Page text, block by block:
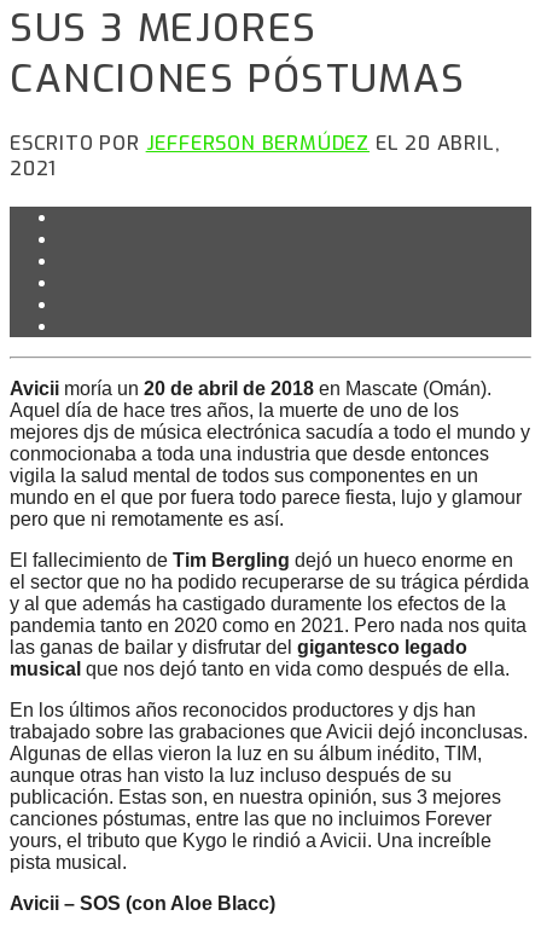
SUS 3 MEJORES
CANCIONES PÓSTUMAS
ESCRITO POR JEFFERSON BERMÚDEZ EL 20 ABRIL,
2021
Avicii moría un 20 de abril de 2018 en Mascate (Omán).
Aquel día de hace tres años, la muerte de uno de los
mejores djs de música electrónica sacudía a todo el mundo y
conmocionaba a toda una industria que desde entonces
vigila la salud mental de todos sus componentes en un
mundo en el que por fuera todo parece fiesta, lujo y glamour
pero que ni remotamente es así.
El fallecimiento de Tim Bergling dejó un hueco enorme en
el sector que no ha podido recuperarse de su trágica pérdida
y al que además ha castigado duramente los efectos de la
pandemia tanto en 2020 como en 2021. Pero nada nos quita
las ganas de bailar y disfrutar del gigantesco legado
musical que nos dejó tanto en vida como después de ella.
En los últimos años reconocidos productores y djs han
trabajado sobre las grabaciones que Avicii dejó inconclusas.
Algunas de ellas vieron la luz en su álbum inédito, TIM,
aunque otras han visto la luz incluso después de su
publicación. Estas son, en nuestra opinión, sus 3 mejores
canciones póstumas, entre las que no incluimos Forever
yours, el tributo que Kygo le rindió a Avicii. Una increíble
pista musical.
Avicii – SOS (con Aloe Blacc)